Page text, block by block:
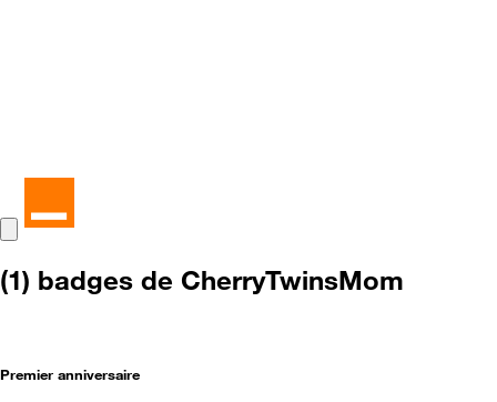
(1) badges de CherryTwinsMom
Premier anniversaire